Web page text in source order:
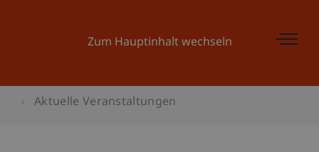
Zum Hauptinhalt wechseln
Aktuelle Veranstaltungen